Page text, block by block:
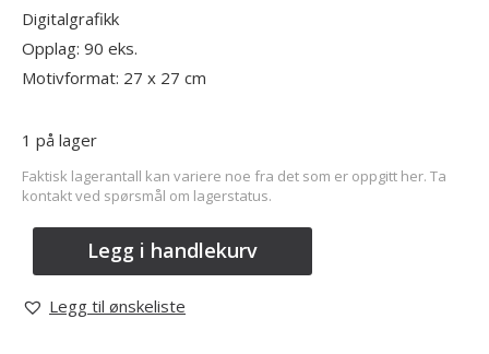
Digitalgrafikk
Opplag: 90 eks.
Motivformat: 27 x 27 cm
1 på lager
Faktisk lagerantall kan variere noe fra det som er oppgitt her. Ta
kontakt ved spørsmål om lagerstatus.
Legg i handlekurv
Legg til ønskeliste